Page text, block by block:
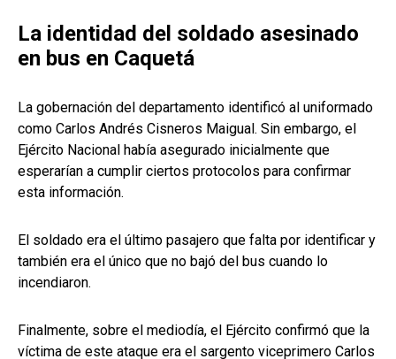
La identidad del soldado asesinado
en bus en Caquetá
La gobernación del departamento identificó al uniformado
como Carlos Andrés Cisneros Maigual. Sin embargo, el
Ejército Nacional había asegurado inicialmente que
esperarían a cumplir ciertos protocolos para confirmar
esta información.
El soldado era el último pasajero que falta por identificar y
también era el único que no bajó del bus cuando lo
incendiaron.
Finalmente, sobre el mediodía, el Ejército confirmó que la
víctima de este ataque era el sargento viceprimero Carlos